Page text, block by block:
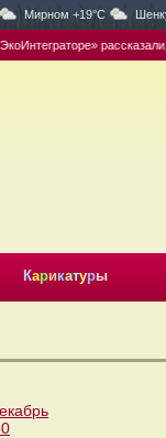
Мирном +19°C
рассказали,
Карикатуры